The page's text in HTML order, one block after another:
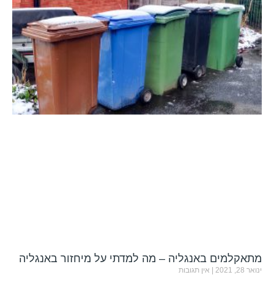
מתאקלמים באנגליה – מה למדתי על מיחזור באנגליה
ינואר 28, 2021 אין תגובות